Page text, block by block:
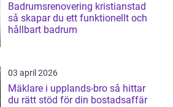
Badrumsrenovering kristianstad
så skapar du ett funktionellt och
hållbart badrum
03 april 2026
Mäklare i upplands-bro så hittar
du rätt stöd för din bostadsaffär